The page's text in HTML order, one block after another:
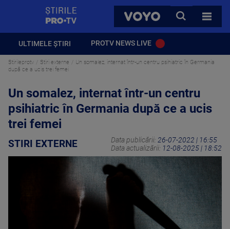
VOYO
CAUTA
TOATE
ULTIMELE ȘTIRI PROTV NEWS LIVE
Stirileprotv Stiri externe
Un somalez, internat într-un centru psihiatric în Germania
după ce a ucis trei femei
Un somalez, internat într-un centru
psihiatric în Germania după ce a ucis
trei femei
STIRI EXTERNE Data publicării: 26-07-2022 | 16:55
Data actualizării: 12-08-2025 | 18:52